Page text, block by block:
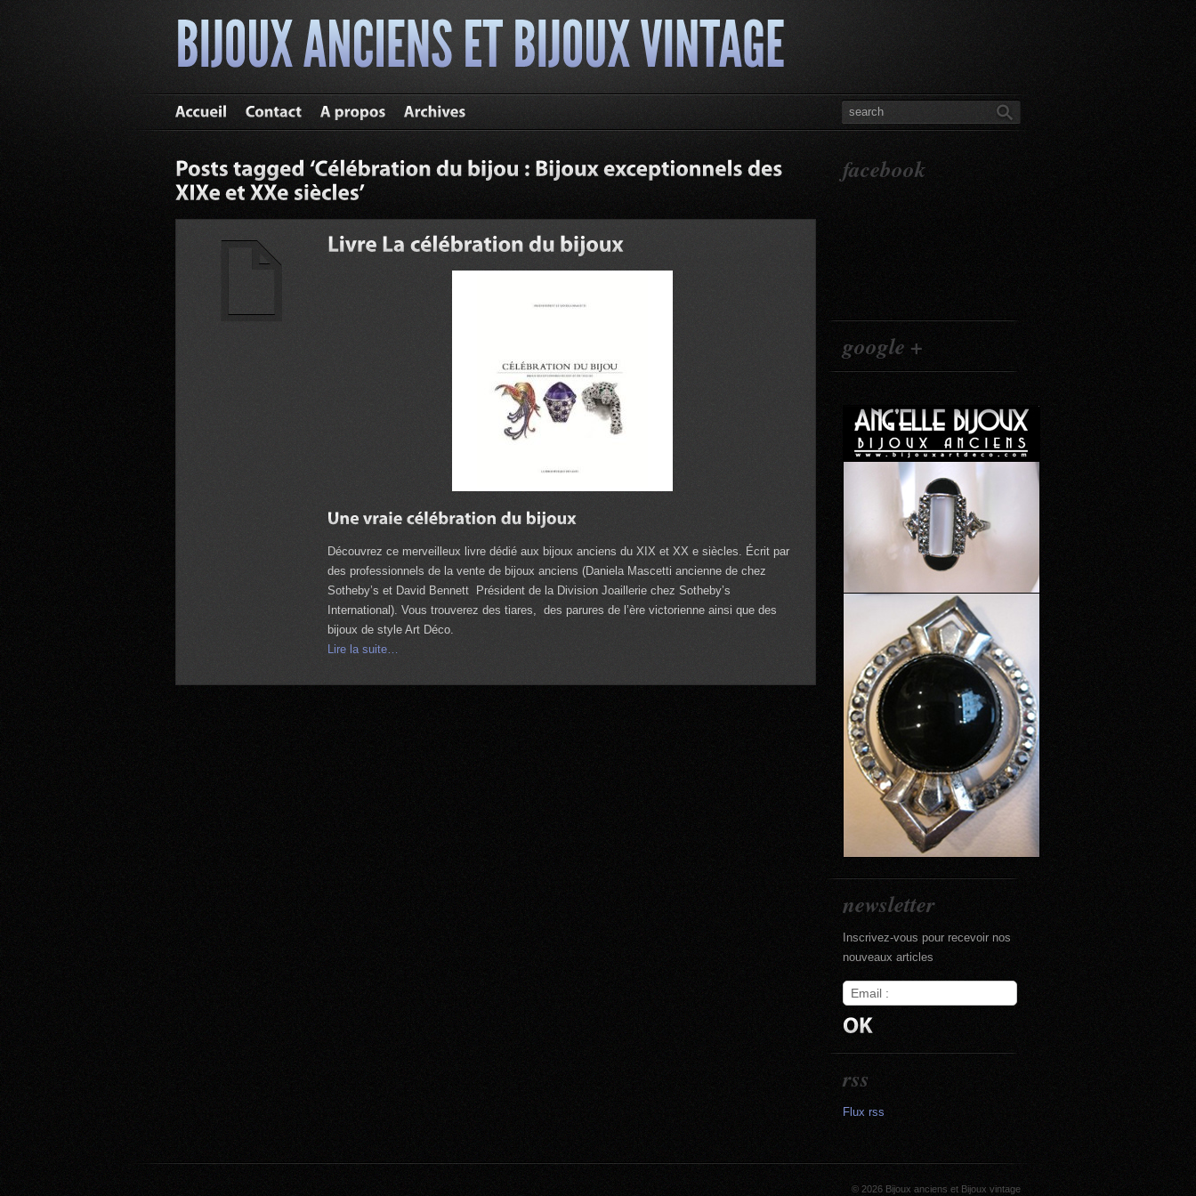
facebook
google +
newsletter
Inscrivez-vous pour recevoir nos
nouveaux articles
rss
Flux rss
Découvrez ce merveilleux livre dédié aux bijoux anciens du XIX et XX e siècles. Écrit par
des professionnels de la vente de bijoux anciens (Daniela Mascetti ancienne de chez
Sotheby’s et David Bennett Président de la Division Joaillerie chez Sotheby’s
International). Vous trouverez des tiares, des parures de l’ère victorienne ainsi que des
bijoux de style Art Déco.
Lire la suite…
© 2026 Bijoux anciens et Bijoux vintage